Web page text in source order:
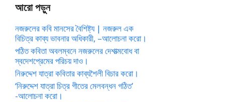
আরো পড়ুন
নজরুলের কবি মানসের বৈশিষ্ট্য | নজরুল এক
বিচিত্র কাব্য ভাবনার অধিকারী, –আলোচনা করো।
পঠিত কবিতা অবলম্বনে নজরুলের দেশাত্মবোধ বা
স্বদেশপ্রেমের পরিচয় দাও।
নিরুদ্দেশ যাত্রা কবিতার কাব্যশৈলী বিচার করো।
‘নিরুদ্দেশ যাত্রা চিত্র গীতের মেলবন্ধন গঠিত’
-আলোচনা করো।